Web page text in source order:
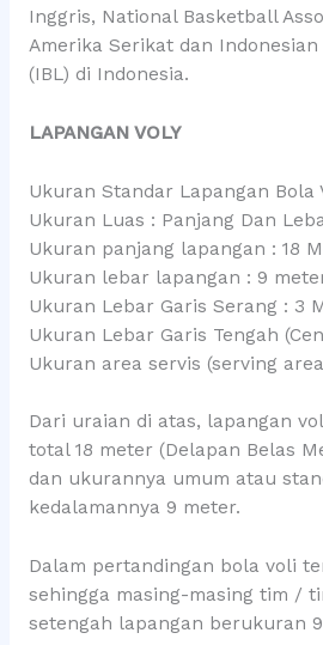
Inggris, National Basketball
Amerika Serikat dan
(IBL) di Indonesia.
LAPANGAN VOLY
Ukuran Standar Lapangan Bola
Ukuran Luas : Panjang Dan
Ukuran panjang lapangan : 18
Ukuran lebar lapangan : 9
Ukuran Lebar Garis Serang : 3
Ukuran Lebar Garis Tengah
Ukuran area servis (serving
Dari uraian di atas, lapangan
total 18 meter (Delapan Belas
dan ukurannya umum atau
kedalamannya 9 meter.
Dalam pertandingan bola voli
sehingga masing-masing tim /
setengah lapangan berukuran